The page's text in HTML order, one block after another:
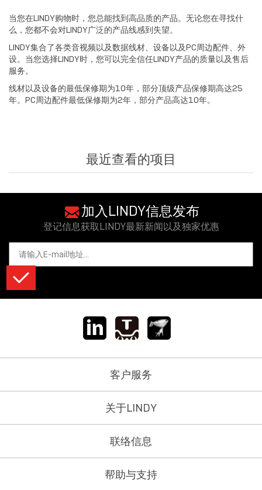
当您在LINDY购物时，您总能找到高品质的产品。无论您在寻找什
么，您都不会对LINDY广泛的产品线感到失望。
LINDY集合了各类音视频以及数据线材、设备以及PC周边配件、外
设。当您选择LINDY时，您可以完全信任LINDY产品的质量以及售后
服务。
线材以及设备的最低保修期为10年，部分顶级产品保修期高达25
年。PC周边配件最低保修期为2年，部分产品高达10年。
最近查看的项目
加入LINDY信息发布
登记信息获取LINDY最新新闻以及独家优惠
客户服务
关于LINDY
联络信息
帮助与支持